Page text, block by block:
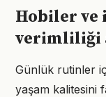
Hobiler ve
verimliliği
Günlük rutinler
yaşam kalitesini